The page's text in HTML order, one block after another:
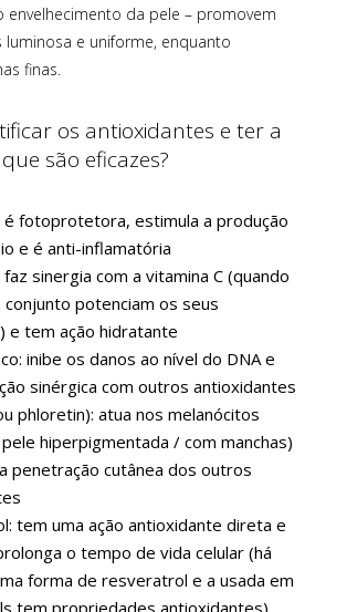
envelhecimento da pele – promovem
luminosa e uniforme, enquanto
finas.
os antioxidantes e ter a
são eficazes?
é fotoprotetora, estimula a produção
e é anti-inflamatória
faz sinergia com a vitamina C (quando
conjunto potenciam os seus
e tem ação hidratante
inibe os danos ao nível do DNA e
sinérgica com outros antioxidantes
phloretin): atua nos melanócitos
hiperpigmentada / com manchas)
penetração cutânea dos outros
tem uma ação antioxidante direta e
o tempo de vida celular (há
forma de resveratrol e a usada em